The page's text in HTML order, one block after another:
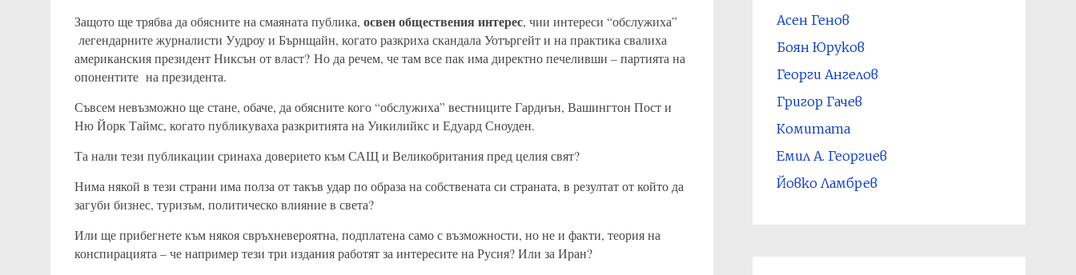
Защото ще трябва да обясните на смаяната публика, освен обществения интерес, чии интереси “обслужиха”
легендарните журналисти Уудроу и Бърнщайн, когато разкриха скандала Уотъргейт и на практика свалиха
американския президент Никсън от власт? Но да речем, че там все пак има директно печеливши – партията на
опонентите на президента.
Съвсем невъзможно ще стане, обаче, да обясните кого “обслужиха” вестниците Гардиън, Вашингтон Пост и
Ню Йорк Таймс, когато публикуваха разкритията на Уикилийкс и Едуард Сноуден.
Та нали тези публикации сринаха доверието към САЩ и Великобритания пред целия свят?
Нима някой в тези страни има полза от такъв удар по образа на собствената си страната, в резултат от който да
загуби бизнес, туризъм, политическо влияние в света?
Или ще прибегнете към някоя свръхневероятна, подплатена само с възможности, но не и факти, теория на
конспирацията – че например тези три издания работят за интересите на Русия? Или за Иран?
Асен Генов
Боян Юруков
Георги Ангелов
Григор Гачев
Комитата
Емил А. Георгиев
Йовко Ламбрев